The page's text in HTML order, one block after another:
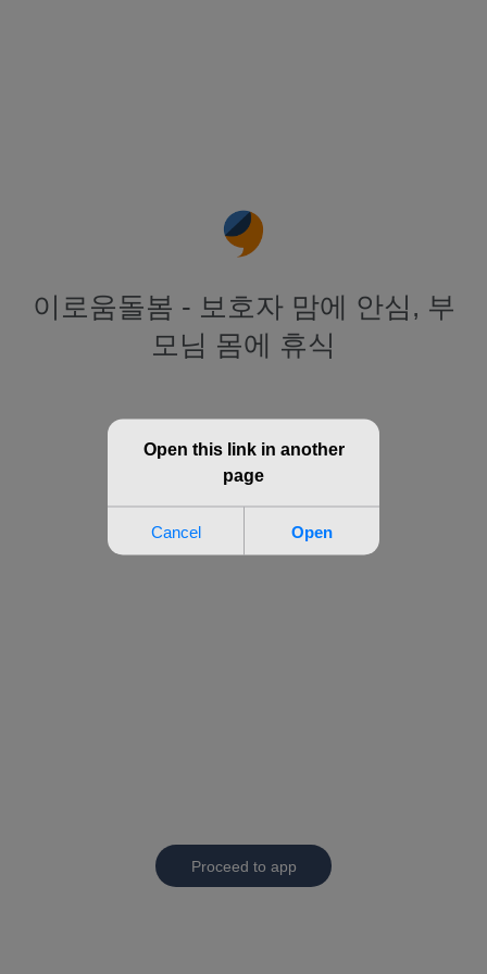
이로움돌봄 - 보호자 맘에 안심, 부
모님 몸에 휴식
Proceed to app